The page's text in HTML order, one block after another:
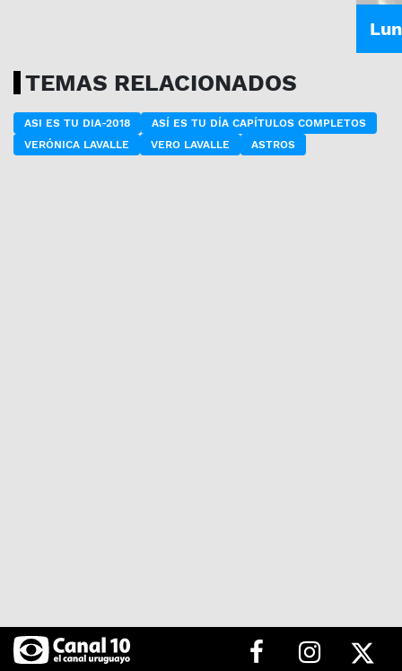
TEMAS RELACIONADOS
ASI ES TU DIA-2018
ASÍ ES TU DÍA CAPÍTULOS COMPLETOS
VERÓNICA LAVALLE
VERO LAVALLE ASTROS